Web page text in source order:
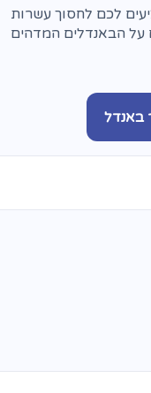
לכם לחסוך עשרות
על הבאנדלים המדהים
באנדל